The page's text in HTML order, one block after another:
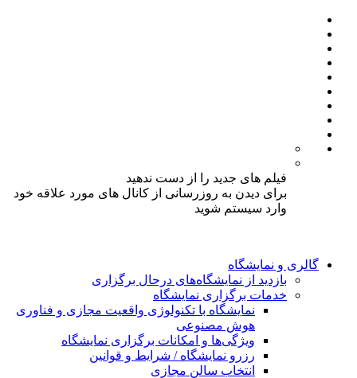
فیلم های جدید را از دست ندهید
برای دیدن به روزرسانی از کانال های مورد علاقه خود
وارد سیستم شوید
گالری و نمایشگاه
بازدید از نمایشگاه‌های درحال برگزاری
خدمات برگزاری نمایشگاه
نمایشگاه با تکنولوژی واقعیت مجازی و فناوری
هوش مصنوعی
ویژگی‌ها و امکانات برگزاری نمایشگاه
رزرو نمایشگاه / شرایط و قوانین
انتخاب سالن مجازی